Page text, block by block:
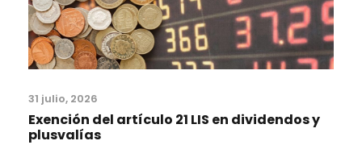
31 julio, 2026
Exención del artículo 21 LIS en dividendos y
plusvalías